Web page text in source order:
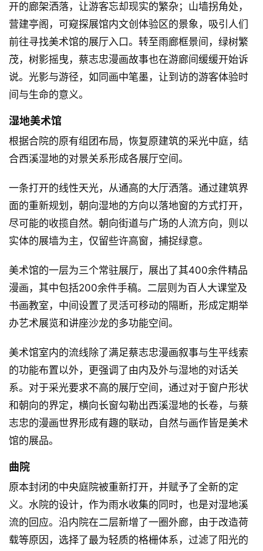
开的廊架洒落，让游客忘却现实的繁杂；山墙拐角处，
营建亭阁，可窥探展馆内文创体验区的景象，吸引人们
前往寻找美术馆的展厅入口。转至雨廊框景间，绿树繁
茂，树影摇曳，蔡志忠漫画故事也在游廊间缓缓开始诉
说。光影与游径，如同画中笔墨，让到访的游客体验时
间与生命的意义。
湿地美术馆
根据合院的原有组团布局，恢复原建筑的采光中庭，结
合西溪湿地的对景关系形成各展厅空间。
一条打开的线性天光，从通高的大厅洒落。通过建筑界
面的重新规划，朝向湿地的方向以落地窗的方式打开，
尽可能的收揽自然。朝向街道与广场的人流方向，则以
实体的展墙为主，仅留些许高窗，捕捉绿意。
美术馆的一层为三个常驻展厅，展出了其400余件精品
漫画，其中包括200余件手稿。二层则为百人大课堂及
书画教室，中间设置了灵活可移动的隔断，形成定期举
办艺术展览和讲座沙龙的多功能空间。
美术馆室内的流线除了满足蔡志忠漫画叙事与生平线索
的功能布置以外，更强调了由内及外与湿地的对话关
系。对于采光要求不高的展厅空间，通过对于窗户形状
和朝向的界定，横向长窗勾勒出西溪湿地的长卷，与蔡
志忠的漫画世界形成有趣的联动，自然与画作皆是美术
馆的展品。
曲院
原本封闭的中央庭院被重新打开，并赋予了全新的定
义。水院的设计，作为雨水收集的同时，也是对湿地溪
流的回应。沿内院在二层新增了一圈外廊，由于改造荷
载等原因，选择了最为轻质的格栅体系，过滤了阳光的